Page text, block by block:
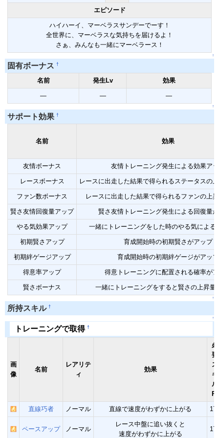
エピソード
ハイハーイ、マーベラスサンデーでーす！
全世界に、マーベラスな気持ちを届けるよ！
さぁ、みんなも一緒にマーベラース！
↑
固有ボーナス †
名前 発生Lv 効果
― ― ―
↑
サポート効果 †
名前 効果
友情ボーナス 友情トレーニング発生による効果ア
レースボーナス レースに出走した結果で得られるステータスの
ファン数ボーナス レースに出走した結果で得られるファンの上
賢さ友情回復量アップ 賢さ友情トレーニング発生による回復量
やる気効果アップ 一緒にトレーニングをした時のやる気による
初期賢さアップ 育成開始時の初期賢さがアップ
初期絆ゲージアップ 育成開始時の初期絆ゲージがアップ
得意率アップ 得意トレーニングに配置される確率が
賢さボーナス 一緒にトレーニングをすると賢さの上昇量
↑
所持スキル †
↑
トレーニングで取得 †
画
像
名前
レアリテ
ィ
効果
必
要
ス
キ
ル
Pt
直線巧者 ノーマル 直線で速度がわずかに上がる
ペースアップ ノーマル
レース中盤に追い抜くと
速度がわずかに上がる